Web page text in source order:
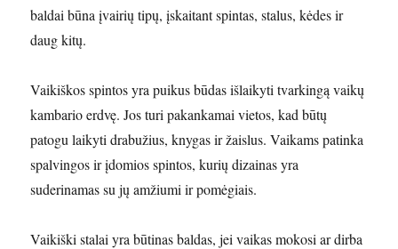
baldai būna įvairių tipų, įskaitant spintas, stalus, kėdes ir
daug kitų.
Vaikiškos spintos yra puikus būdas išlaikyti tvarkingą vaikų
kambario erdvę. Jos turi pakankamai vietos, kad būtų
patogu laikyti drabužius, knygas ir žaislus. Vaikams patinka
spalvingos ir įdomios spintos, kurių dizainas yra
suderinamas su jų amžiumi ir pomėgiais.
Vaikiški stalai yra būtinas baldas, jei vaikas mokosi ar dirba